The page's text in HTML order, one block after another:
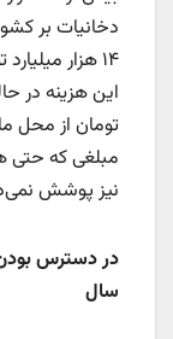
دخانیات بر
۱۴ هزار
تومان از محل
مبلغی که حتی
نیز پوشش
در دسترس بودن
سال